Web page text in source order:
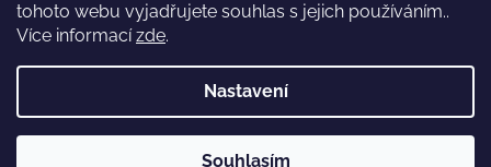
tohoto webu vyjadřujete souhlas s jejich používáním..
Více informacízde.
Nastavení
Souhlasím
ve Vestci (kousek za Prahou) – nožky změříme a poradíme s